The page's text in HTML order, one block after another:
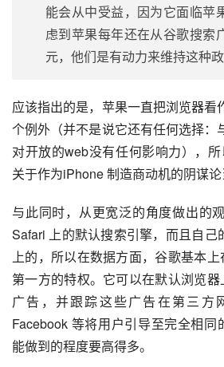
能会从中受益，因为它面临苹
虑到苹果每年还在从谷歌搜索
元，他们是有动力来维持这种政
应该指出的是，苹果一直把浏览器看
个例外（并不是说它还有任何选择：
对开放的web没有任何影响力），
关于作为iPhone 制造商动机的阴谋论
与此同时，从更宽泛的角度做出的
Safari 上的默认搜索引擎，而且自己
上的，所以在数据方面，谷歌基本
第一方的特权。它可以在默认浏览
广告，并跟踪这些广告在第三方
Facebook 等将用户引导至完全相
能做到的程度要高得多。